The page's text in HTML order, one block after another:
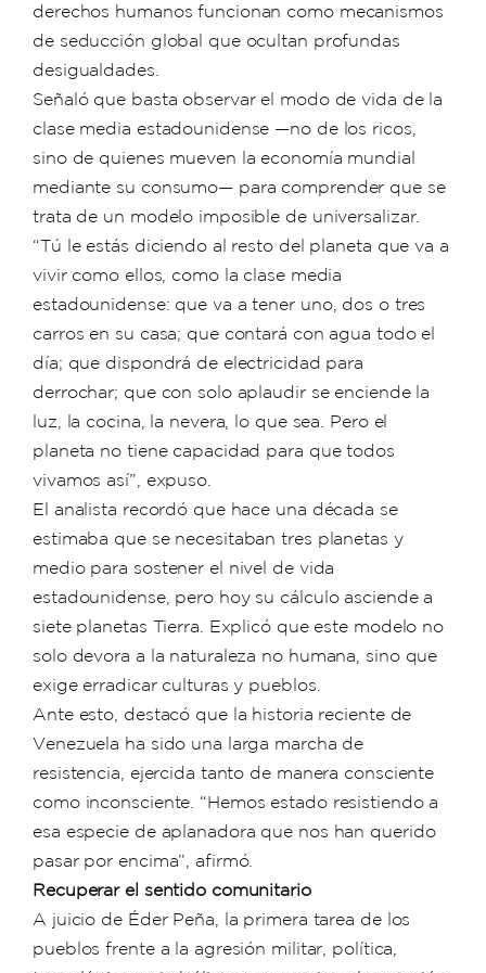
derechos humanos funcionan como mecanismos
de seducción global que ocultan profundas
desigualdades.
Señaló que basta observar el modo de vida de la
clase media estadounidense —no de los ricos,
sino de quienes mueven la economía mundial
mediante su consumo— para comprender que se
trata de un modelo imposible de universalizar.
“Tú le estás diciendo al resto del planeta que va a
vivir como ellos, como la clase media
estadounidense: que va a tener uno, dos o tres
carros en su casa; que contará con agua todo el
día; que dispondrá de electricidad para
derrochar; que con solo aplaudir se enciende la
luz, la cocina, la nevera, lo que sea. Pero el
planeta no tiene capacidad para que todos
vivamos así”, expuso.
El analista recordó que hace una década se
estimaba que se necesitaban tres planetas y
medio para sostener el nivel de vida
estadounidense, pero hoy su cálculo asciende a
siete planetas Tierra. Explicó que este modelo no
solo devora a la naturaleza no humana, sino que
exige erradicar culturas y pueblos.
Ante esto, destacó que la historia reciente de
Venezuela ha sido una larga marcha de
resistencia, ejercida tanto de manera consciente
como inconsciente. “Hemos estado resistiendo a
esa especie de aplanadora que nos han querido
pasar por encima”, afirmó.
Recuperar el sentido comunitario
A juicio de Éder Peña, la primera tarea de los
pueblos frente a la agresión militar, política,